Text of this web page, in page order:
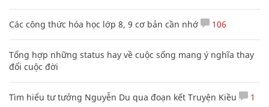
Các công thức hóa học lớp 8, 9 cơ bản cần nhớ 106
Tổng hợp những status hay về cuộc sống mang ý nghĩa thay
đổi cuộc đời
Tìm hiểu tư tưởng Nguyễn Du qua đoạn kết Truyện Kiều 1